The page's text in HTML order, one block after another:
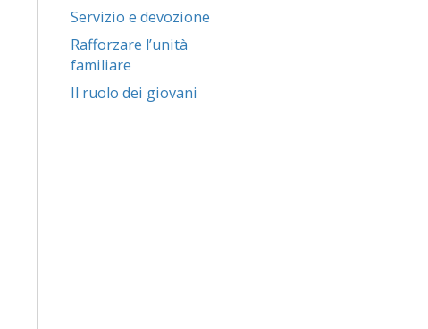
Servizio e devozione
Rafforzare l’unità
familiare
Il ruolo dei giovani